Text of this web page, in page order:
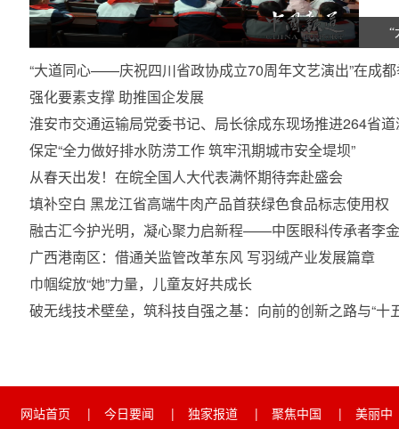
“
“大道同心——庆祝四川省政协成立70周年文艺演出”在成
强化要素支撑 助推国企发展
淮安市交通运输局党委书记、局长徐成东现场推进264省
保定“全力做好排水防涝工作 筑牢汛期城市安全堤坝”
从春天出发！在皖全国人大代表满怀期待奔赴盛会
填补空白 黑龙江省高端牛肉产品首获绿色食品标志使用权
融古汇今护光明，凝心聚力启新程——中医眼科传承者李
广西港南区：借通关监管改革东风 写羽绒产业发展篇章
巾帼绽放“她”力量，儿童友好共成长
破无线技术壁垒，筑科技自强之基：向前的创新之路与“十
网站首页 | 今日要闻 | 独家报道 | 聚焦中国 |
美丽中